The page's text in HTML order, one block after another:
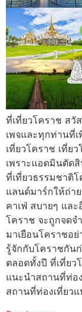
ที่เที่ยวโคราช ส
เพจและทุกท่านที่
เที่ยวโคราช เที่ย
เพราะแอดมินตัดสิ
ที่เที่ยวธรรมชาติ
แลนด์มาร์กให้ถ่า
คาเฟ่ สบายๆ แล
โคราช จะถูกจดจ
มาเยือนโคราชอ
รู้จักกับโคราชกัน
ตลอดทั้งปี ที่เที่ยว
แนะนำสถานที่ท่อ
สถานที่ท่องเที่ยว